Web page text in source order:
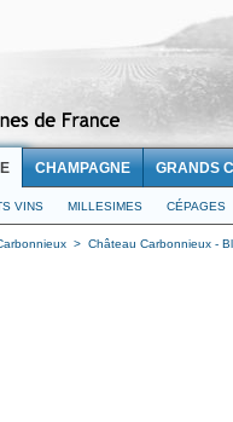
CHAMPAGNE GRANDS
VINS MILLESIMES CÉPAGES
> Château Carbonnieux -